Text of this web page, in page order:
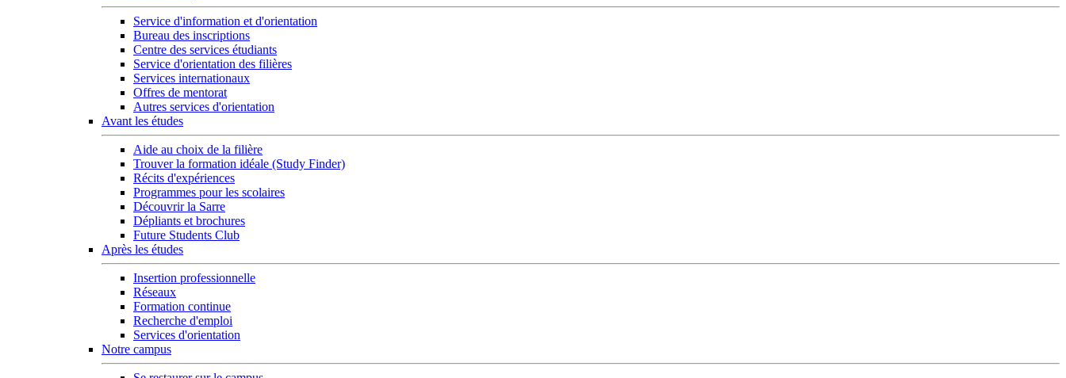
Service d'information et d'orientation
Bureau des inscriptions
Centre des services étudiants
Service d'orientation des filières
Services internationaux
Offres de mentorat
Autres services d'orientation
Avant les études
Aide au choix de la filière
Trouver la formation idéale (Study Finder)
Récits d'expériences
Programmes pour les scolaires
Découvrir la Sarre
Dépliants et brochures
Future Students Club
Après les études
Insertion professionnelle
Réseaux
Formation continue
Recherche d'emploi
Services d'orientation
Notre campus